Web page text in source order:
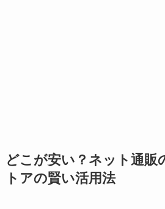
どこが安い？ネット通販
トアの賢い活用法